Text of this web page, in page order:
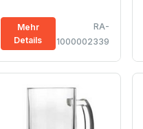
Mehr
Details
RA-
1000002339